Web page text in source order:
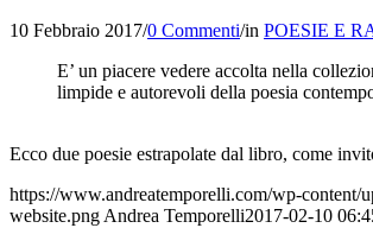
10 Febbraio 2017/0 Commenti/in POESIE E
E’ un piacere vedere accolta nella
limpide e autorevoli della poesia
Ecco due poesie estrapolate dal libro, come
https://www.andreatemporelli.com/wp-content/
website.png Andrea Temporelli2017-02-10